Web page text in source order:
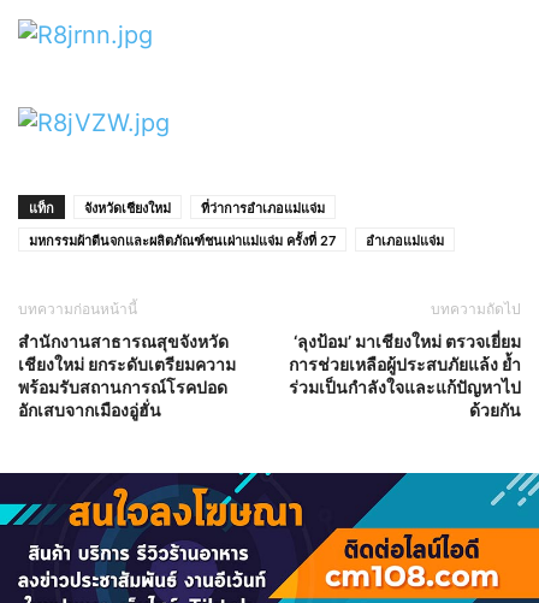
แท็ก จังหวัดเชียงใหม่
ที่ว่าการอำเภอแม่แจ่ม
มหกรรมผ้าตีนจกและผลิตภัณฑ์ชนเผ่าแม่แจ่ม ครั้งที่ 27
อำเภอแม่แจ่ม
บทความก่อนหน้านี้
สำนักงานสาธารณสุขจังหวัด
เชียงใหม่ ยกระดับเตรียมความ
พร้อมรับสถานการณ์โรคปอด
อักเสบจากเมืองอู่ฮั่น
บทความถัดไป
‘ลุงป้อม’ มาเชียงใหม่ ตรวจเยี่ยม
การช่วยเหลือผู้ประสบภัยแล้ง ย้ำ
ร่วมเป็นกำลังใจและแก้ปัญหาไป
ด้วยกัน